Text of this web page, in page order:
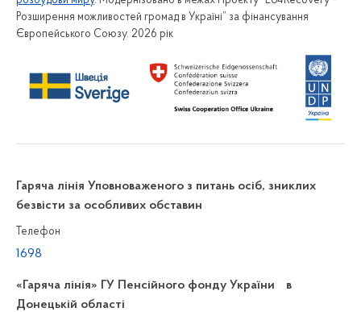
Розширення можливостей громад в Україні” за фінансування
Європейського Союзу. 2026 рік
Гаряча лінія Уповноваженого з питань осіб, зниклих
безвісти за особливих обставин
Телефон
1698
«Гаряча лінія» ГУ Пенсійного фонду України в
Донецькій області